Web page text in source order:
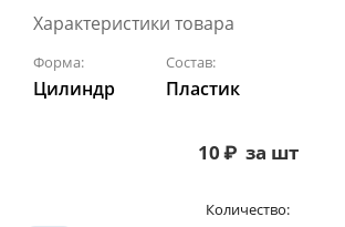
Характеристики товара
Форма:
Цилиндр
Состав:
Пластик
10₽ за шт
Количество: